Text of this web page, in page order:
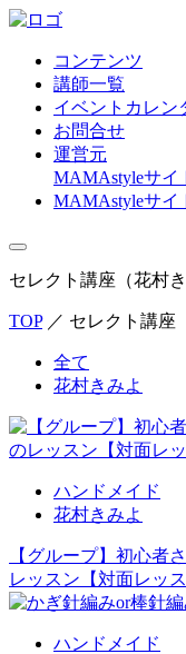
コンテンツ
講師一覧
イベントカレン
お問合せ
運営元
MAMAstyleサイ
MAMAstyleサイ
セレクト講座（花村き
TOP ／ セレクト講座
全て
花村きみよ
ハンドメイド
花村きみよ
【グループ】初心者
レッスン【対面レッス
ハンドメイド